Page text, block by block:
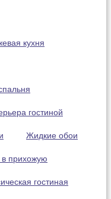
кухня
гостиной
Жидкие обои
в прихожую
гостиная